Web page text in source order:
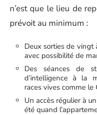
n’est que le lieu de
prévoit au minimum :
Deux sorties de vingt
avec possibilité de
Des séances de
d’intelligence à la
races vives comme le
Un accès régulier à
été quand